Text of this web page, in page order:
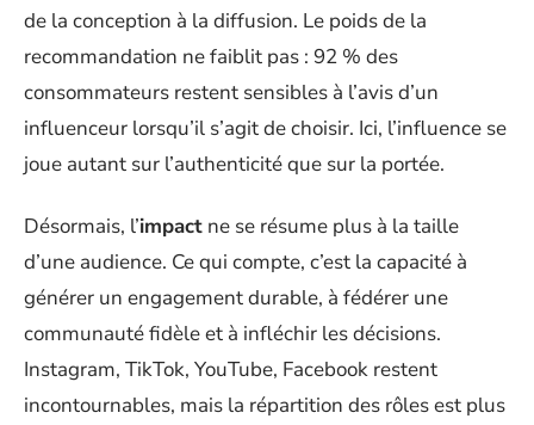
de la conception à la diffusion. Le poids de la
recommandation ne faiblit pas : 92 % des
consommateurs restent sensibles à l’avis d’un
influenceur lorsqu’il s’agit de choisir. Ici, l’influence se
joue autant sur l’authenticité que sur la portée.
Désormais, l’impact ne se résume plus à la taille
d’une audience. Ce qui compte, c’est la capacité à
générer un engagement durable, à fédérer une
communauté fidèle et à infléchir les décisions.
Instagram, TikTok, YouTube, Facebook restent
incontournables, mais la répartition des rôles est plus